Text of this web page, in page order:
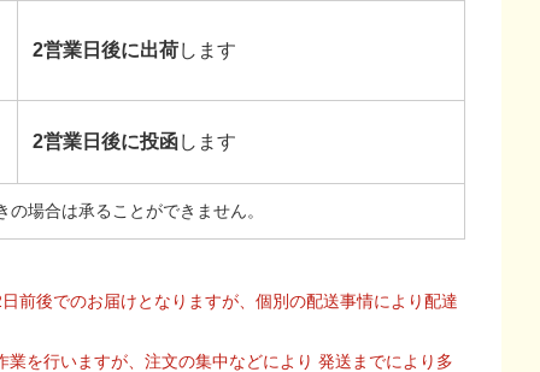
2営業日後に出荷します
2営業日後に投函します
場合は承ることができません。
前後でのお届けとなりますが、個別の配送事情により配達
を行いますが、注文の集中などにより 発送までにより多